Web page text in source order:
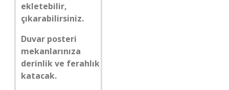
ekletebilir,
çıkarabilirsiniz.
Duvar posteri
mekanlarınıza
derinlik ve ferahlık
katacak.